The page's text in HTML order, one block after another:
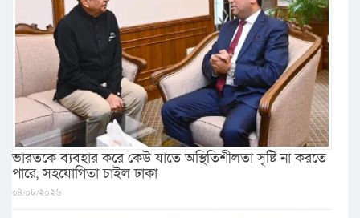
ভারতকে ব্যবহার করে কেউ যাতে অস্থিতিশীলতা সৃষ্টি না করতে
পারে, সহযোগিতা চাইল ঢাকা
০৪/০৮/২০২৬